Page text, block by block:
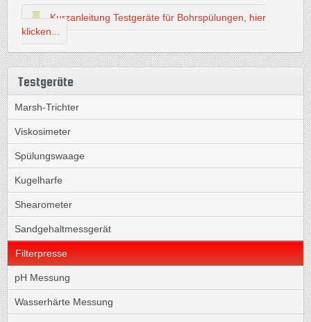
Kurzanleitung Testgeräte für Bohrspülungen, hier
klicken...
Testgeräte
Marsh-Trichter
Viskosimeter
Spülungswaage
Kugelharfe
Shearometer
Sandgehaltmessgerät
Filterpresse
pH Messung
Wasserhärte Messung